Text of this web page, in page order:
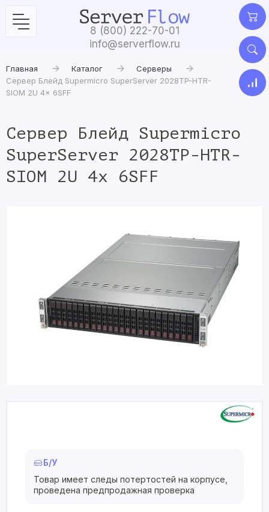
8 (800) 222-70-01
info@serverflow.ru
Главная Каталог
Серверы
Сервер Блейд Supermicro SuperServer 2028TP-HTR-
SIOM 2U 4x 6SFF
Сервер Блейд Supermicro
SuperServer 2028TP-HTR-
SIOM 2U 4x 6SFF
Б/У
Товар имеет следы потертостей на корпусе,
проведена предпродажная проверка